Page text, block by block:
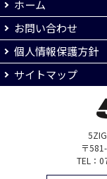
ホーム
お問い合わせ
個人情報保護方針
サイトマップ
〒
TEL：